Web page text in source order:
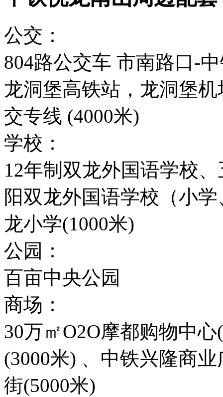
公交：
804路公交车 市南路口-
龙洞堡高铁站，龙洞堡
交专线 (4000米)
学校：
12年制双龙外国语学校
阳双龙外国语学校（小
龙小学(1000米)
公园：
百亩中央公园
商场：
30万㎡O2O摩都购物中
(3000米) 、中铁兴隆商
街(5000米)